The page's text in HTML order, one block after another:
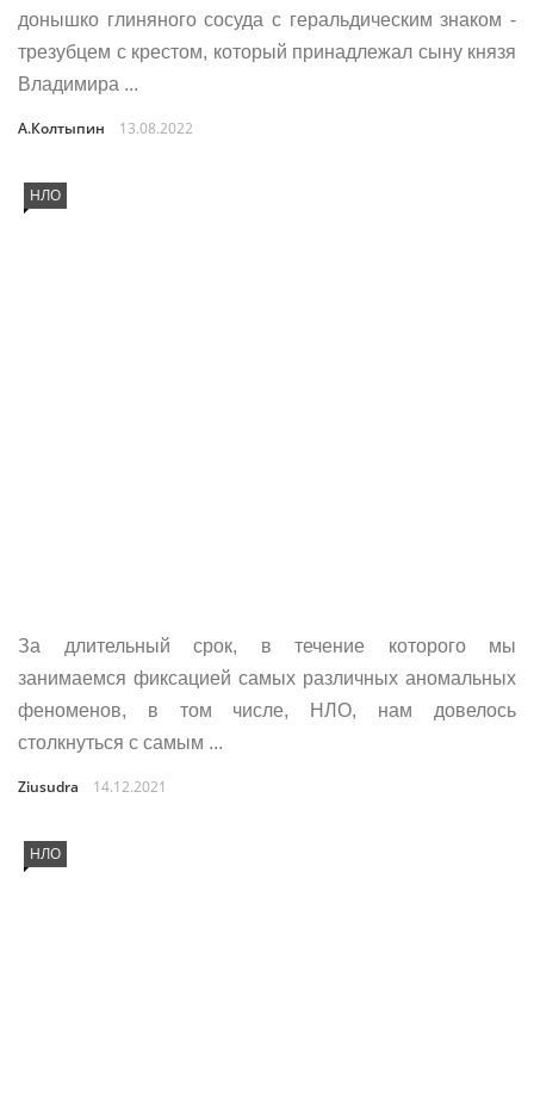
донышко глиняного сосуда с геральдическим знаком -
трезубцем с крестом, который принадлежал сыну князя
Владимира ...
А.Колтыпин 13.08.2022
НЛО
За длительный срок, в течение которого мы
занимаемся фиксацией самых различных аномальных
феноменов, в том числе, НЛО, нам довелось
столкнуться с самым ...
Ziusudra 14.12.2021
НЛО